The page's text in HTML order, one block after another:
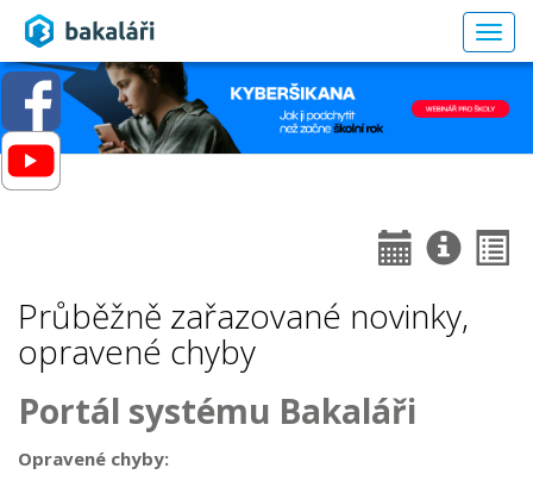
Průběžně zařazované novinky,
opravené chyby
Portál systému Bakaláři
Opravené chyby: